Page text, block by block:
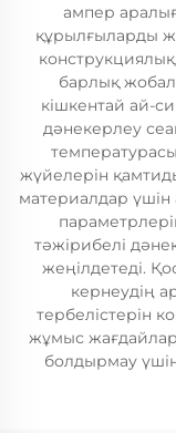
ампер
құрылғыларды
барлық
кішкентай ай-
дәнекерлеу
жүйелерін
материалдар үшін
тәжірибелі
жеңілдетеді.
кернеудің
тербелістерін
жұмыс
болдырмау